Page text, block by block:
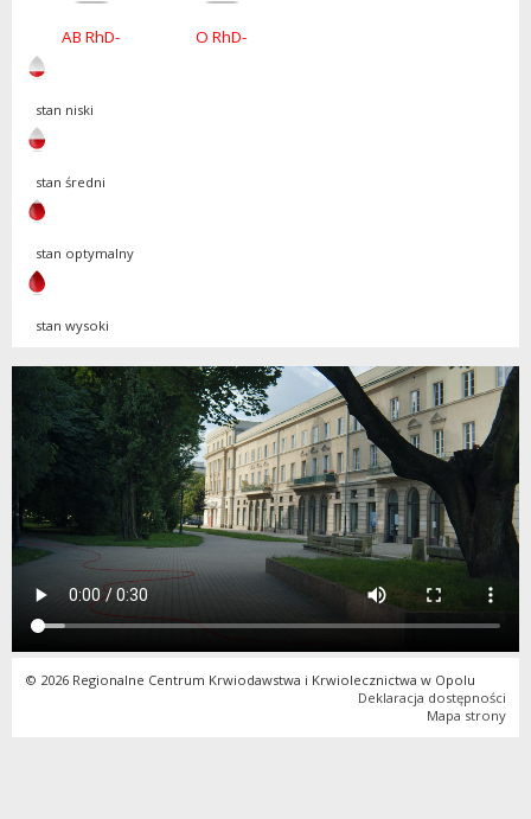
AB RhD- O RhD-
stan niski
stan średni
stan optymalny
stan wysoki
© 2026 Regionalne Centrum Krwiodawstwa i Krwiolecznictwa w Opolu
Deklaracja dostępności
Mapa strony